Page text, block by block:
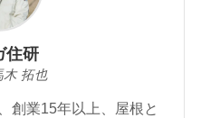
住研
拓也
創業15年以上、屋根と